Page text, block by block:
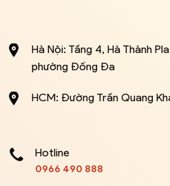
Hà Nội: Tầng 4, Hà Thành
phường Đống Đa
HCM: Đường Trần Quang
Hotline
0966 490 888